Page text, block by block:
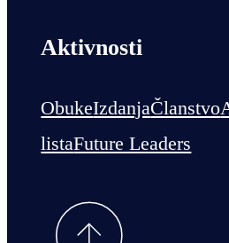
Aktivnosti
ObukeIzdanjaČlanstvo
listaFuture Leaders